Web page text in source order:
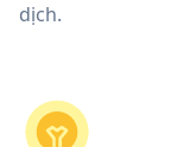
dịch.